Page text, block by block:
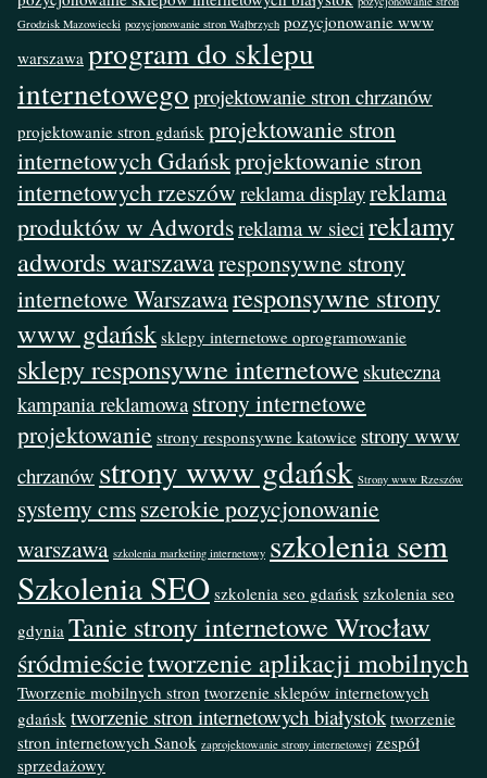
Grodzisk Mazowiecki pozycjonowanie stron Wałbrzych pozycjonowanie www
warszawa program do sklepu
internetowego projektowanie stron chrzanów
projektowanie stron gdańsk projektowanie stron
internetowych Gdańskprojektowanie stron
internetowych rzeszów reklama displayreklama
produktów w Adwordsreklama w siecireklamy
adwords warszawaresponsywne strony
internetowe Warszawaresponsywne strony
www gdańsk sklepy internetowe oprogramowanie
sklepy responsywne internetowe skuteczna
kampania reklamowa strony internetowe
projektowanie strony responsywne katowice strony www
chrzanów strony www gdańsk Strony www Rzeszów
systemy cmsszerokie pozycjonowanie
warszawa szkolenia marketing internetowy szkolenia sem
Szkolenia SEO szkolenia seo gdańsk szkolenia seo
gdynia Tanie strony internetowe Wrocław
śródmieścietworzenie aplikacji mobilnych
Tworzenie mobilnych stron tworzenie sklepów internetowych
gdańsk tworzenie stron internetowych białystok tworzenie
stron internetowych Sanok zaprojektowanie strony internetowej zespół
sprzedażowy